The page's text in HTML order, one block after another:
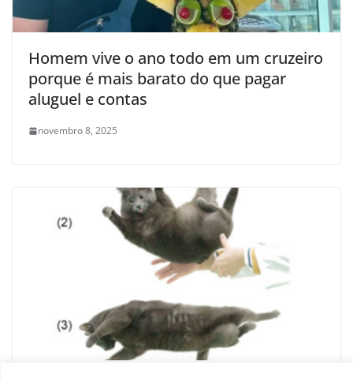
Homem vive o ano todo em um cruzeiro
porque é mais barato do que pagar
aluguel e contas
novembro 8, 2025